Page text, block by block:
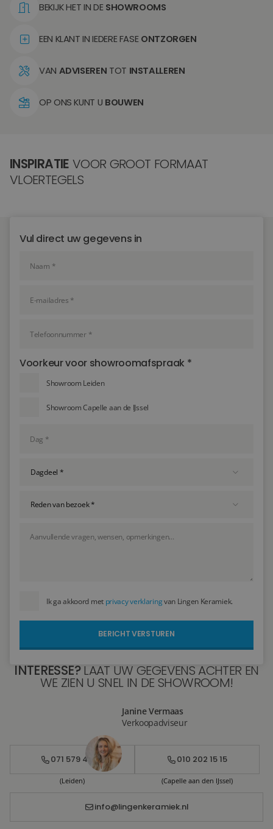
BEKIJK HET IN DE SHOWROOMS
EEN KLANT IN IEDERE FASE ONTZORGEN
VAN ADVISEREN TOT INSTALLEREN
OP ONS KUNT U BOUWEN
INSPIRATIE VOOR GROOT FORMAAT
VLOERTEGELS
Vul direct uw gegevens in
Voorkeur voor showroomafspraak *
Showroom Leiden
Showroom Capelle aan de IJssel
Ik ga akkoord met privacy verklaringvan Lingen Keramiek.
INTERESSE?LAAT UW GEGEVENS ACHTER EN
WE ZIEN U SNEL IN DE SHOWROOM!
Janine Vermaas
Verkoopadviseur
071 579 43 55
(Leiden)
010 202 15 15
(Capelle aan den IJssel)
info@lingenkeramiek.nl